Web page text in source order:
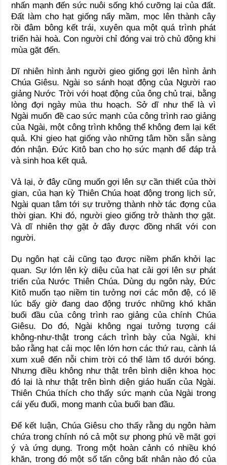
nhấn mạnh đến sức nuôi sống khó cưỡng lại của đất.
Đất làm cho hạt giống nẩy mầm, mọc lên thành cây
rồi đâm bông kết trái, xuyên qua một quá trình phát
triển hài hoà. Con người chỉ đóng vai trò chủ động khi
mùa gặt đến.
Dĩ nhiên hình ảnh người gieo giống gợi lên hình ảnh
Chúa Giêsu. Ngài so sánh hoạt động của Người rao
giảng Nước Trời với hoạt động của ông chủ trại, bằng
lòng đợi ngày mùa thu hoạch. Sở dĩ như thế là vì
Ngài muốn đề cao sức mạnh của công trình rao giảng
của Ngài, một công trình không thể không đem lại kết
quả. Khi gieo hạt giống vào những tâm hồn sẵn sàng
đón nhận. Đức Kitô ban cho họ sức mạnh để đáp trả
và sinh hoa kết quả.
Vả lại, ở đây cũng muốn gợi lên sự cần thiết của thời
gian, của hạn kỳ Thiên Chúa hoạt động trong lịch sử,
Ngài quan tâm tới sự trưởng thành nhờ tác đợng của
thời gian. Khi đó, người gieo giống trở thành thợ gặt.
Và dĩ nhiên thợ gặt ở đây được đồng nhất với con
người.
Dụ ngôn hạt cải cũng tạo được niềm phấn khởi lạc
quan. Sự lớn lên kỳ diệu của hạt cải gợi lên sự phát
triển của Nước Thiên Chúa. Dùng dụ ngôn này, Đức
Kitô muốn tạo niềm tin tưởng nơi các môn đệ, có lẽ
lúc bấy giờ đang dao động trước những khó khăn
buổi đầu của công trình rao giảng của chính Chúa
Giêsu. Do đó, Ngài không ngại tưởng tượng cái
không-như-thật trong cách trình bày của Ngài, khi
bảo rằng hạt cải mọc lên lớn hơn các thứ rau, cành lá
xum xuê đến nỗi chim trời có thể làm tổ dưới bóng.
Nhưng điều không như thật trên bình diện khoa học
đó lại là như thật trên bình diện giáo huấn của Ngài.
Thiên Chúa thích cho thấy sức mạnh của Ngài trong
cái yếu đuối, mong manh của buổi ban đầu.
Để kết luận, Chúa Giêsu cho thấy rằng dụ ngôn hàm
chứa trong chính nó cả một sự phong phú về mặt gợi
ý và ứng dụng. Trong một hoàn cảnh có nhiều khó
khăn, trong đó một số tấn công bất nhân nào đó của